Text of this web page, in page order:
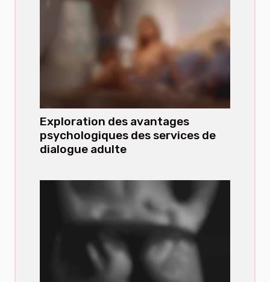
Exploration des avantages
psychologiques des services de
dialogue adulte